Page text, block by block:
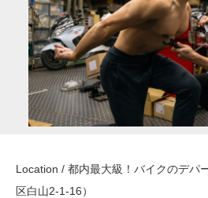
Location / 都内最大級！バイクのデパ
区白山2-1-16）